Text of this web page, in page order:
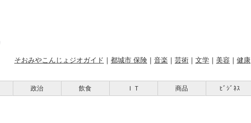
そおみやこんじょジオガイド ｜ 都城市 保険 ｜ 音楽 ｜ 芸術 ｜ 文学 ｜ 美容 ｜ 健康
政治 飲食 ＩＴ 商品 ﾋﾞｼﾞﾈｽ